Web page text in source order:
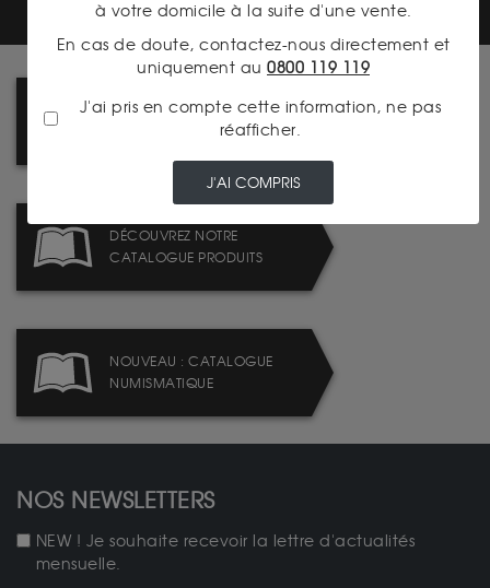
PRENEZ RENDEZ-VOUS DANS
L'UNE DE NOS AGENCES
DÉCOUVREZ NOTRE
CATALOGUE PRODUITS
NOUVEAU : CATALOGUE
NUMISMATIQUE
NOS NEWSLETTERS
NEW ! Je souhaite recevoir la lettre d'actualités
mensuelle.
à votre domicile à la suite d'une vente.
En cas de doute, contactez-nous directement et
uniquement au 0800 119 119
J'ai pris en compte cette information, ne pas
réafficher.
J'AI COMPRIS